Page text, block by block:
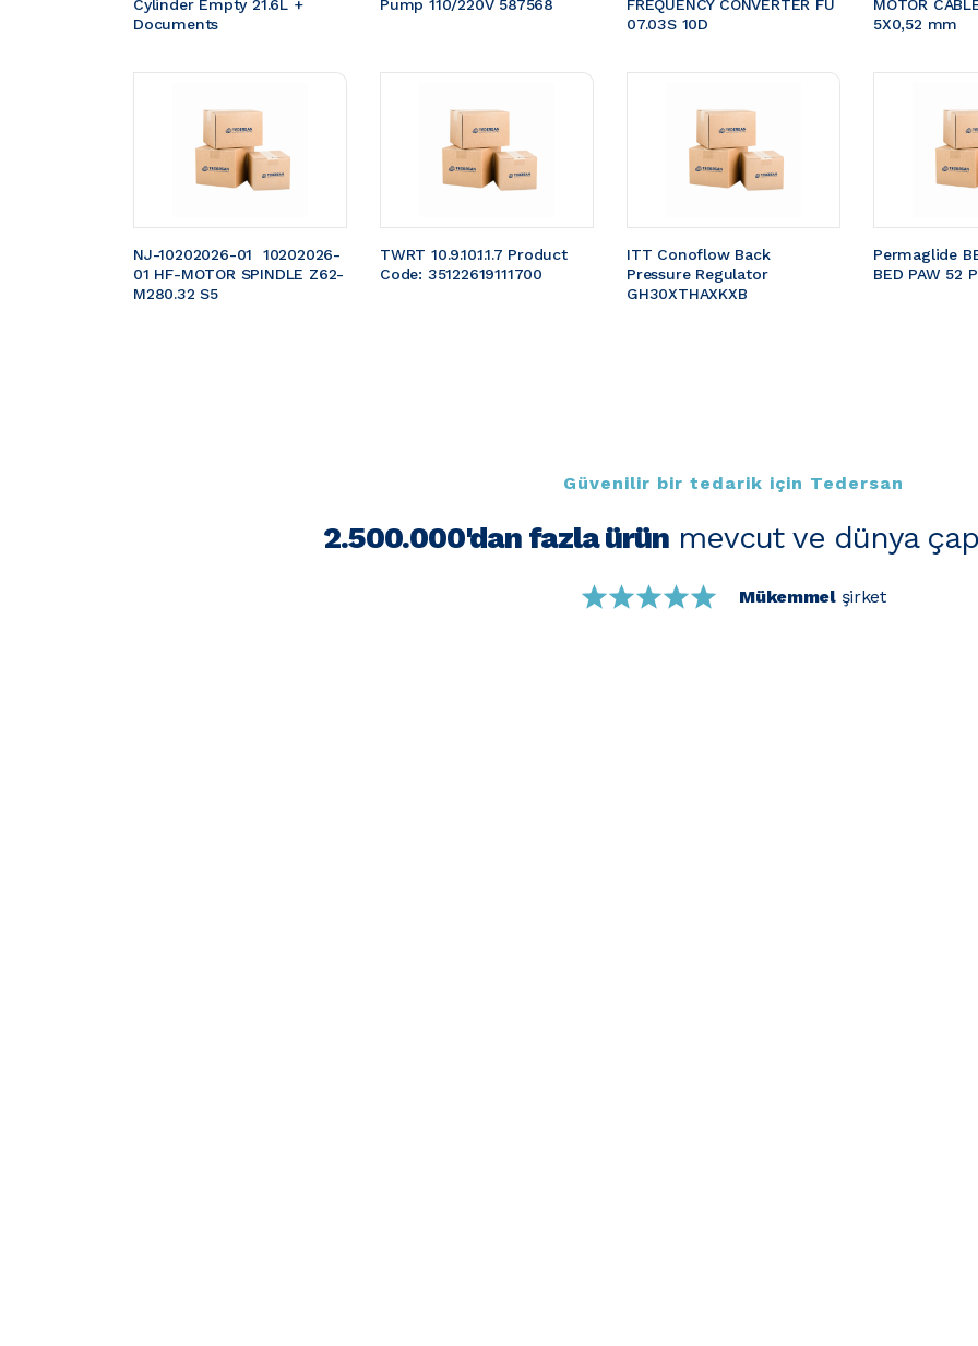
Cylinder Empty 21.6L +
Documents
Pump 110/220V 587568
FREQUENCY CONVERTER FU
07.03S 10D
MOTOR
5X0,52 mm
NJ-10202026-01  10202026-
01 HF-MOTOR SPINDLE Z62-
M280.32 S5
TWRT 10.9.10.1.1.7 Product
Code: 35122619111700
ITT Conoflow Back
Pressure Regulator
GH30XTHAXKXB
Permaglide
BED PAW 52
Güvenilir bir tedarik için Tedersan
2.500.000'dan fazla ürünmevcut ve dünya
Mükemmelşirket